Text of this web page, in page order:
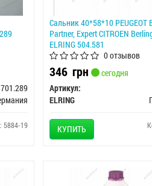
701.289
5884-19
Сальник 40*58*10 PEUGEOT
Partner, Expert CITROEN
ELRING 504.581
0 отзывов
346 грн
сегодня
Артикул:
ELRING
КУПИТЬ